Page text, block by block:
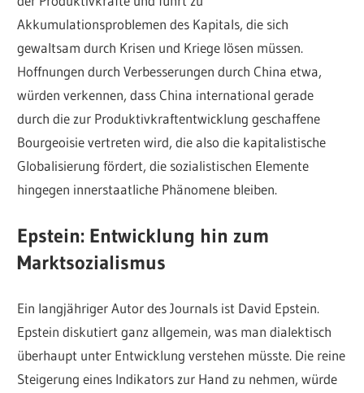
Akkumulationsproblemen des Kapitals, die sich
gewaltsam durch Krisen und Kriege lösen müssen.
Hoffnungen durch Verbesserungen durch China etwa,
würden verkennen, dass China international gerade
durch die zur Produktivkraftentwicklung geschaffene
Bourgeoisie vertreten wird, die also die kapitalistische
Globalisierung fördert, die sozialistischen Elemente
hingegen innerstaatliche Phänomene bleiben.
Epstein: Entwicklung hin zum
Marktsozialismus
Ein langjähriger Autor des Journals ist David Epstein.
Epstein diskutiert ganz allgemein, was man dialektisch
überhaupt unter Entwicklung verstehen müsste. Die reine
Steigerung eines Indikators zur Hand zu nehmen, würde